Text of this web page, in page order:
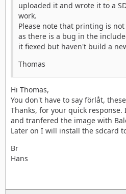
Mit der BBX Ensemble Demo
"nutzbar". Mit NDO läßt sich
Das/die heruntergelandene(n)
Hauptmenü und dann ins
Hard Disk C: müßt ein GEOS-
automatisch über die
wird:
uploaded it and wrote it to a
work.
Please note that printing is
as there is a bug in the
it fiexed but haven't build a
Thomas
Hi Thomas,
You don't have to say förlåt,
Thanks, for your quick
and tranfered the image with
Later on I will install the sdcard
Br
Hans